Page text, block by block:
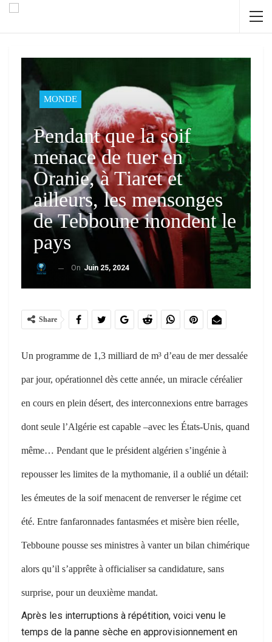
MONDE
Pendant que la soif
menace de tuer en
Oranie, à Tiaret et
ailleurs, les mensonges
de Tebboune inondent le
pays
On Juin 25, 2024
Share
Un programme de 1,3 milliard de m³ d’eau de mer dessalée
par jour, opérationnel dès cette année, un miracle céréalier
en cours en plein désert, des interconnexions entre barrages
dont seule l’Algérie est capable –avec les États-Unis, quand
même… Pendant que le président algérien s’ingénie à
repousser les limites de la mythomanie, il a oublié un détail:
les émeutes de la soif menacent de renverser le régime cet
été. Entre fanfaronnades fantasmées et misère bien réelle,
Tebboune pousse ses ministres à vanter un bilan chimérique
alors qu’il s’apprête à officialiser sa candidature, sans
surprise, pour un deuxième mandat.
Après les interruptions à répétition, voici venu le
temps de la panne sèche en approvisionnement en